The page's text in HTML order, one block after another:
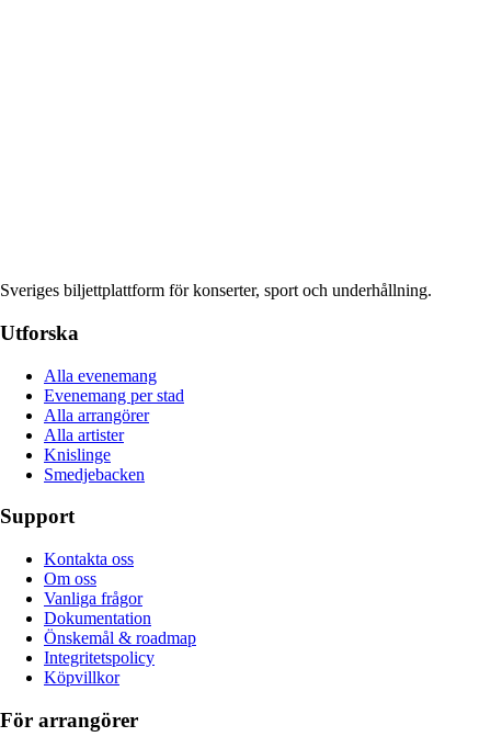
Sveriges biljettplattform för konserter, sport och underhållning.
Utforska
Alla evenemang
Evenemang per stad
Alla arrangörer
Alla artister
Knislinge
Smedjebacken
Support
Kontakta oss
Om oss
Vanliga frågor
Dokumentation
Önskemål & roadmap
Integritetspolicy
Köpvillkor
För arrangörer